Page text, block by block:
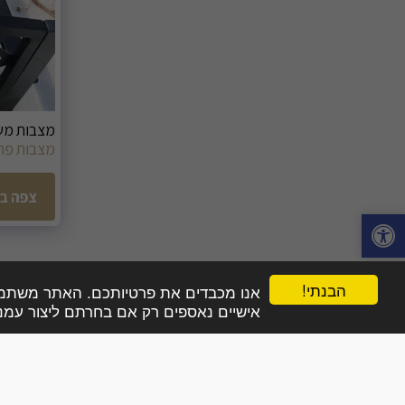
הבנתי!
אנו מכבדים את פרטיותכם. האתר משתמש
אישיים נאספים רק אם בחרתם ליצור
מצבות
מצבות
צפה
מצבות בפתח תקווה תמונות מצבות בפתח תקווה